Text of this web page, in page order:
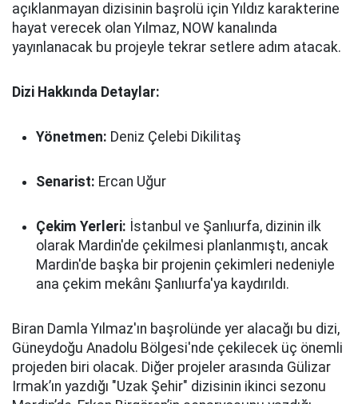
açıklanmayan dizisinin başrolü için Yıldız karakterine
hayat verecek olan Yılmaz, NOW kanalında
yayınlanacak bu projeyle tekrar setlere adım atacak.
Dizi Hakkında Detaylar:
Yönetmen: Deniz Çelebi Dikilitaş
Senarist: Ercan Uğur
Çekim Yerleri: İstanbul ve Şanlıurfa, dizinin ilk
olarak Mardin'de çekilmesi planlanmıştı, ancak
Mardin'de başka bir projenin çekimleri nedeniyle
ana çekim mekânı Şanlıurfa'ya kaydırıldı.
Biran Damla Yılmaz'ın başrolünde yer alacağı bu dizi,
Güneydoğu Anadolu Bölgesi'nde çekilecek üç önemli
projeden biri olacak. Diğer projeler arasında Gülizar
Irmak’ın yazdığı "Uzak Şehir" dizisinin ikinci sezonu